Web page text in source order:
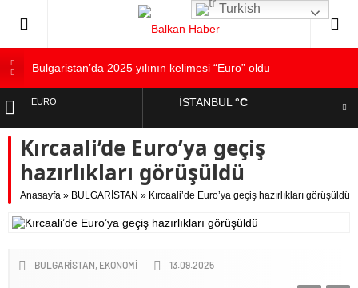
Bulgaristan’da 2025 yılının kelimesi “Euro” oldu
Bulgaristan’dan İspanya’ya destek
Bulgaristan’da hükümet kurma sürecinde son deneme
Bulgaristan’da Emeklilikten Sonra Çalışan Sayısı Artıyor
EURO
ALTIN
DOLAR
İSTANBUL°C
Kırcaali’de Euro’ya geçiş
hazırlıkları görüşüldü
Anasayfa » BULGARİSTAN » Kırcaali’de Euro’ya geçiş hazırlıkları görüşüldü
BULGARİSTAN EKONOMİ 13.09.2025
Turkish